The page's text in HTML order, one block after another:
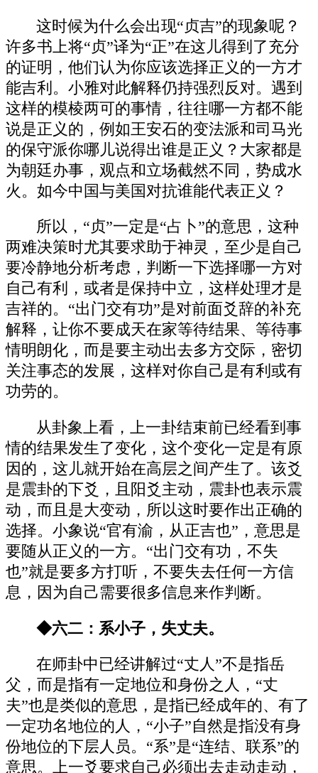
这时候为什么会出现“贞吉”的现象呢？
许多书上将“贞”译为“正”在这儿得到了充分
的证明，他们认为你应该选择正义的一方才
能吉利。小雅对此解释仍持强烈反对。遇到
这样的模棱两可的事情，往往哪一方都不能
说是正义的，例如王安石的变法派和司马光
的保守派你哪儿说得出谁是正义？大家都是
为朝廷办事，观点和立场截然不同，势成水
火。如今中国与美国对抗谁能代表正义？
所以，“贞”一定是“占卜”的意思，这种
两难决策时尤其要求助于神灵，至少是自己
要冷静地分析考虑，判断一下选择哪一方对
自己有利，或者是保持中立，这样处理才是
吉祥的。“出门交有功”是对前面爻辞的补充
解释，让你不要成天在家等待结果、等待事
情明朗化，而是要主动出去多方交际，密切
关注事态的发展，这样对你自己是有利或有
功劳的。
从卦象上看，上一卦结束前已经看到事
情的结果发生了变化，这个变化一定是有原
因的，这儿就开始在高层之间产生了。该爻
是震卦的下爻，且阳爻主动，震卦也表示震
动，而且是大变动，所以这时要作出正确的
选择。小象说“官有渝，从正吉也”，意思是
要随从正义的一方。“出门交有功，不失
也”就是要多方打听，不要失去任何一方信
息，因为自己需要很多信息来作判断。
◆六二：系小子，失丈夫。
在师卦中已经讲解过“丈人”不是指岳
父，而是指有一定地位和身份之人，“丈
夫”也是类似的意思，是指已经成年的、有了
一定功名地位的人，“小子”自然是指没有身
份地位的下层人员。“系”是“连结、联系”的
意思。上一爻要求自己必须出去走动走动，